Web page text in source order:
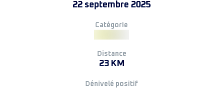
22 septembre 2025
Catégorie
Distance
23 KM
Dénivelé positif